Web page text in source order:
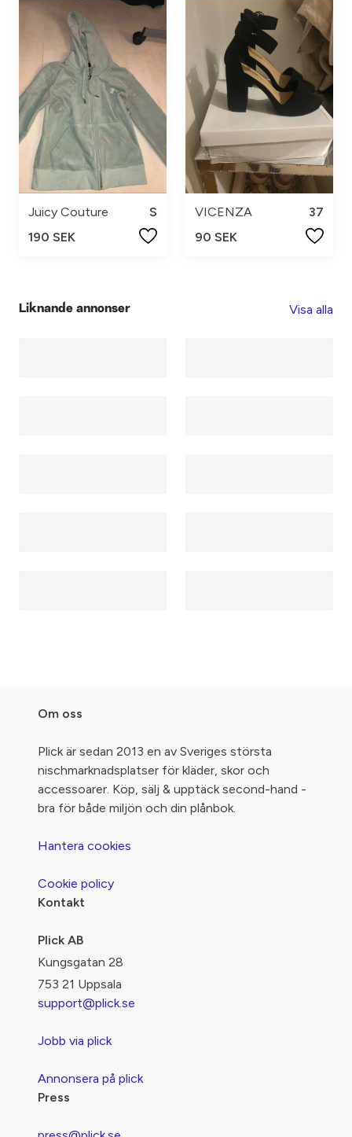
Juicy Couture
S
190 SEK
VICENZA
37
90 SEK
Liknande annonser Visa alla
Om oss
Plick är sedan 2013 en av Sveriges största
nischmarknadsplatser för kläder, skor och
accessoarer. Köp, sälj & upptäck second-hand -
bra för både miljön och din plånbok.
Hantera cookies
Cookie policy
Kontakt
Plick AB
Kungsgatan 28
753 21 Uppsala
support@plick.se
Jobb via plick
Annonsera på plick
Press